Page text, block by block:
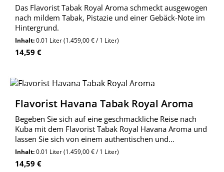
Das Flavorist Tabak Royal Aroma schmeckt ausgewogen
nach mildem Tabak, Pistazie und einer Gebäck-Note im
Hintergrund.
Inhalt:0.01 Liter(1.459,00 € / 1 Liter)
Regulärer Preis:
14,59 €
Flavorist Havana Tabak Royal Aroma
Begeben Sie sich auf eine geschmackliche Reise nach
Kuba mit dem Flavorist Tabak Royal Havana Aroma und
lassen Sie sich von einem authentischen und
unvergesslichen Geschmackserlebnis auf Ihrer Zunge
verzaubern!
Inhalt:0.01 Liter(1.459,00 € / 1 Liter)
Regulärer Preis:
14,59 €